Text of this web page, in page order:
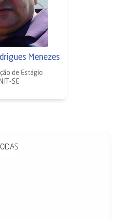
Menezes
de Estágio
SE
TODAS